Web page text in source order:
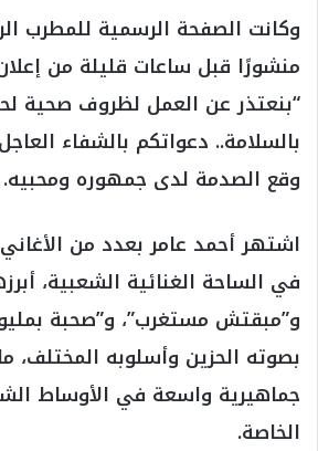
وكانت الصفحة الرسمية للمطرب
منشورًا قبل ساعات قليلة من
“بنعتذر عن العمل لظروف صحية
بالسلامة.. دعواتكم بالشفاء
وقع الصدمة لدى جمهوره ومحبيه.
اشتهر أحمد عامر بعدد من
في الساحة الغنائية الشعبية،
و”مبقتش مستغرب”، و”صحبة
بصوته الحزين وأسلوبه المختلف،
جماهيرية واسعة في الأوساط
الخاصة.